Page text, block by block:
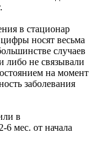
в стационар
носят весьма
случаев
либо не связывали
на момент
заболевания
в
6 мес. от начала